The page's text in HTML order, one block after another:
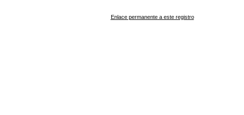
Enlace permanente a este registro